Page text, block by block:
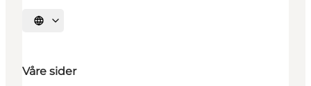
Velg språk
Våre sider